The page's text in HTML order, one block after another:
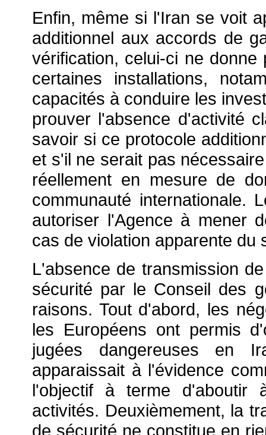
Enfin, même si l'Iran se voit
additionnel aux accords de
vérification, celui-ci ne
certaines installations,
capacités à conduire les
prouver l'absence d'activité
savoir si ce protocole
et s'il ne serait pas
réellement en mesure de
communauté internationale.
autoriser l'Agence à mener
cas de violation apparente du
L'absence de transmission
sécurité par le Conseil des
raisons. Tout d'abord, les
les Européens ont permis
jugées dangereuses en
apparaissait à l'évidence
l'objectif à terme d'aboutir
activités. Deuxièmement, la
de sécurité ne constitue en